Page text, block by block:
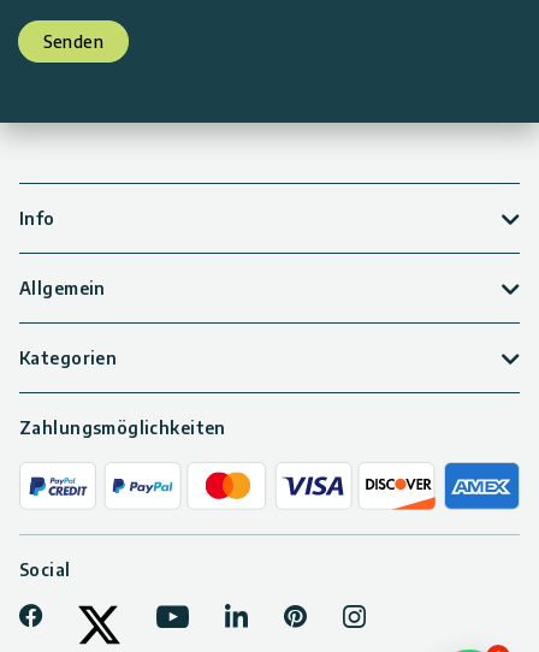
Senden
Info
Allgemein
Kategorien
Zahlungsmöglichkeiten
Social
Facebook
YoutubeLinkedInPinterestInstagram